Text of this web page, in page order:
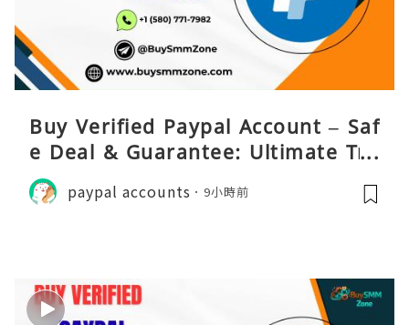
Buy Verified Paypal Account – Saf
e Deal & Guarantee: Ultimate Tru
st
paypal accounts 9小時前